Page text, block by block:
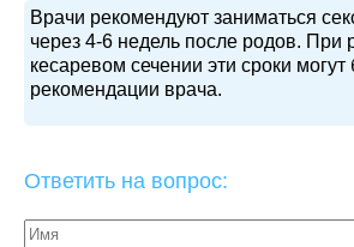
Врачи рекомендуют заниматься
через 4-6 недель после родов. При
кесаревом сечении эти сроки
рекомендации врача.
Ответить на вопрос: